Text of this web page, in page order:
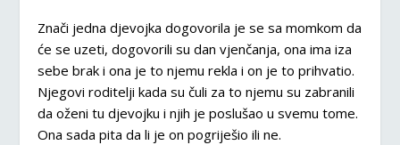
Znači jedna djevojka dogovorila je se sa momkom da
će se uzeti, dogovorili su dan vjenčanja, ona ima iza
sebe brak i ona je to njemu rekla i on je to prihvatio.
Njegovi roditelji kada su čuli za to njemu su zabranili
da oženi tu djevojku i njih je poslušao u svemu tome.
Ona sada pita da li je on pogriješio ili ne.